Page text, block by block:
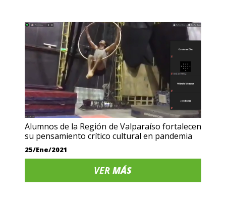
Alumnos de la Región de Valparaíso fortalecen
su pensamiento crítico cultural en pandemia
25/Ene/2021
VERMÁS